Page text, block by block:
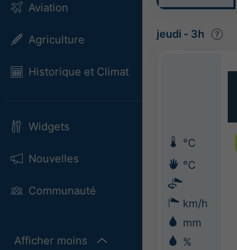
Aviation
Agriculture
Historique et Climat
Widgets
Nouvelles
Communauté
Afficher moins
jeudi - 3h
°C
°C
km/h
mm
%